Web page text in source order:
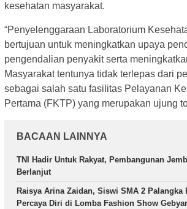
kesehatan masyarakat.
“Penyelenggaraan Laboratorium
bertujuan untuk meningkatkan upaya
pengendalian penyakit serta
Masyarakat tentunya tidak terlepas dari
sebagai salah satu fasilitas Pelayanan
Pertama (FKTP) yang merupakan ujung
BACAAN LAINNYA
TNI Hadir Untuk Rakyat, Pembangunan
Berlanjut
Raisya Arina Zaidan, Siswi SMA 2 Palangka
Percaya Diri di Lomba Fashion Show